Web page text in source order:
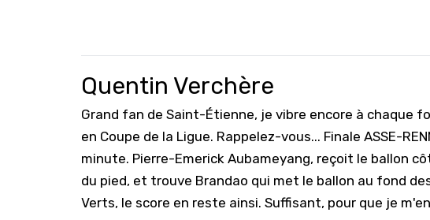
Quentin Verchère
Grand fan de Saint-Étienne, je vibre encore à chaque
en Coupe de la Ligue. Rappelez-vous... Finale ASSE-
minute. Pierre-Emerick Aubameyang, reçoit le ballon
du pied, et trouve Brandao qui met le ballon au fond
Verts, le score en reste ainsi. Suffisant, pour que je